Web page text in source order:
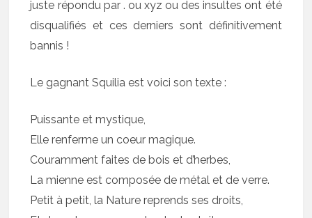
juste répondu par . ou xyz ou des insultes ont été
disqualifiés et ces derniers sont définitivement
bannis !
Le gagnant Squilia est voici son texte :
Puissante et mystique,
Elle renferme un coeur magique.
Couramment faites de bois et d’herbes,
La mienne est composée de métal et de verre.
Petit à petit, la Nature reprends ses droits,